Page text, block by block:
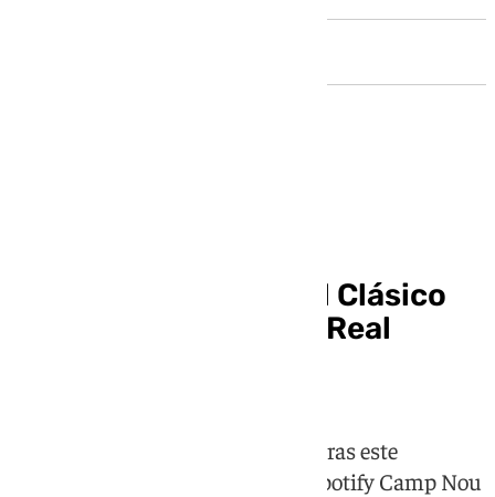
Horario y dónde ver el Clásico
entre FC Barcelona y Real
Culés y merengues se verán las caras este
domingo a las 21.00 horas en el Spotify Camp Nou